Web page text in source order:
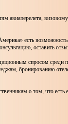
авиаперелета,
есть возможность
оставить
спросом среди
бронированию
о том, что есть